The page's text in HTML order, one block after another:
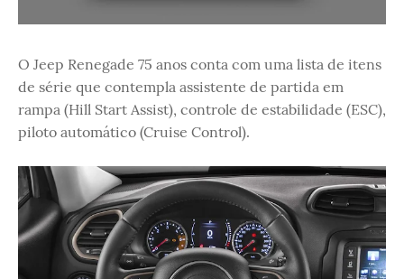
O Jeep Renegade 75 anos conta com uma lista de itens
de série que contempla assistente de partida em
rampa (Hill Start Assist), controle de estabilidade (ESC),
piloto automático (Cruise Control).